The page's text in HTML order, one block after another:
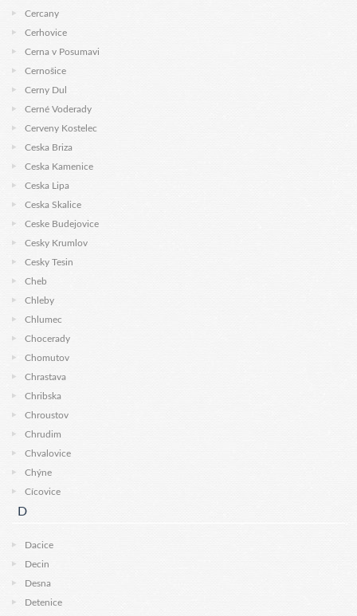
Cercany
Cerhovice
Cerna v Posumavi
Cernošice
Cerny Dul
Cerné Voderady
Cerveny Kostelec
Ceska Briza
Ceska Kamenice
Ceska Lipa
Ceska Skalice
Ceske Budejovice
Cesky Krumlov
Cesky Tesin
Cheb
Chleby
Chlumec
Chocerady
Chomutov
Chrastava
Chribska
Chroustov
Chrudim
Chvalovice
Chýne
Cícovice
D
Dacice
Decin
Desna
Detenice